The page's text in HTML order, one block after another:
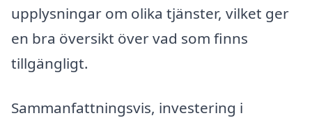
upplysningar om olika tjänster, vilket ger
en bra översikt över vad som finns
tillgängligt.
Sammanfattningsvis, investering i